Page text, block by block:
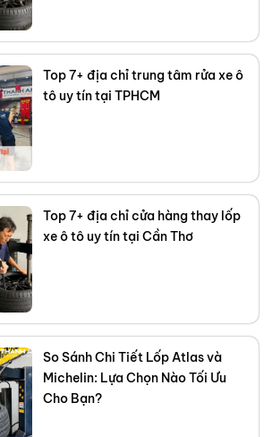
tìm được loại lốp hoàn hảo, đáp
ứng chính xác nhu cầu và ngân
sách của bạn. Kết nối với tôi trên
Facebook ,TikTok, Youtube,
Top 7+ địa chỉ trung tâm rửa xe ô
tô uy tín tại TPHCM
Top 7+ địa chỉ cửa hàng thay lốp
xe ô tô uy tín tại Cần Thơ
So Sánh Chi Tiết Lốp Atlas và
Michelin: Lựa Chọn Nào Tối Ưu
Cho Bạn?